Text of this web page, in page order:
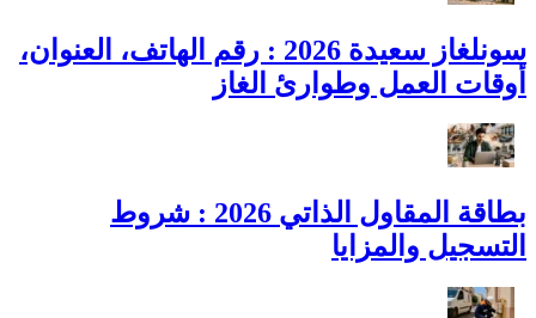
سونلغاز سعيدة 2026 : رقم الهاتف، العنوان،
أوقات العمل وطوارئ الغاز
بطاقة المقاول الذاتي 2026 : شروط
التسجيل والمزايا